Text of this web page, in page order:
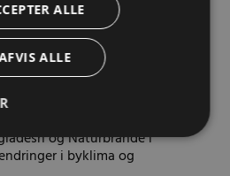
i
af satellitdata. og hvordan man
og Naturbrande i
i byklima og
ALLE
ALLE